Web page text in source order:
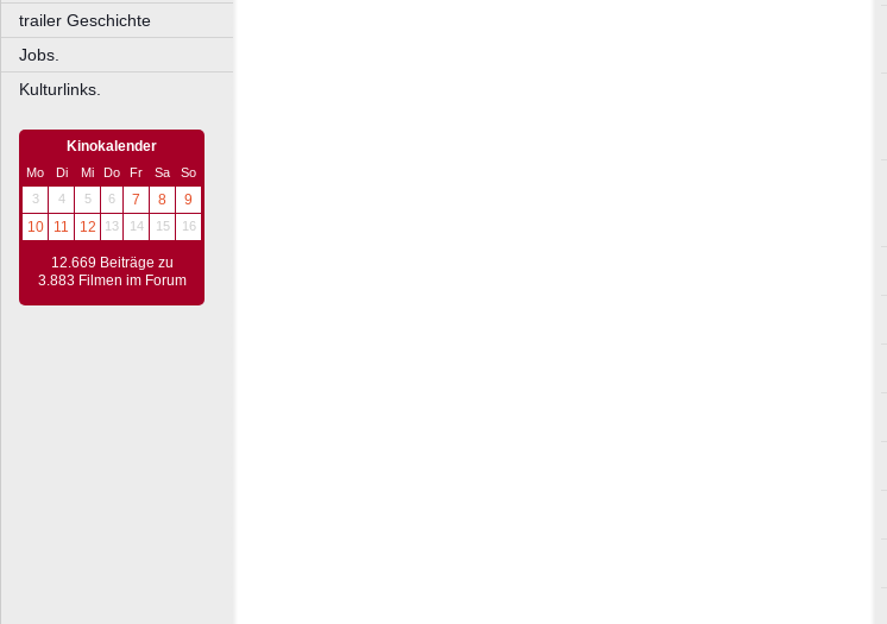
trailer Geschichte
Jobs.
Kulturlinks.
Kinokalender
Mo Di Mi Do Fr Sa
So
3
4 5 6 7 8
9
10
11 12 13 14 15 16
12.669 Beiträge zu
3.883 Filmen im Forum